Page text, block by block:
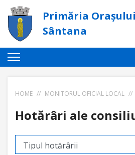
Primăria Orașului
Sântana
HOME // MONITORUL OFICIAL LOCAL //
Hotărâri ale